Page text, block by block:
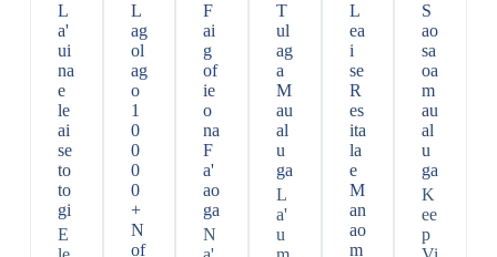
L
a'
ui
na
e
le
ai
se
to
to
gi
E
L
ag
ol
ag
o
1
0
0
0
0
+
N
of
F
ai
g
of
ie
o
na
F
a'
ao
ga
N
T
ul
ag
a
M
au
al
u
ga
L
a'
u
L
ea
i
se
R
es
ita
la
e
M
an
ao
m
S
ao
sa
oa
m
au
al
u
ga
K
ee
p